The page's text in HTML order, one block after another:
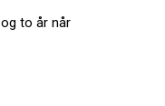
to år når